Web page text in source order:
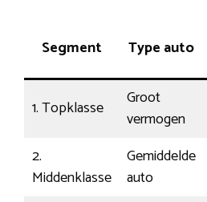
Segment Type auto
1. Topklasse
Groot
vermogen
2.
Middenklasse
Gemiddelde
auto